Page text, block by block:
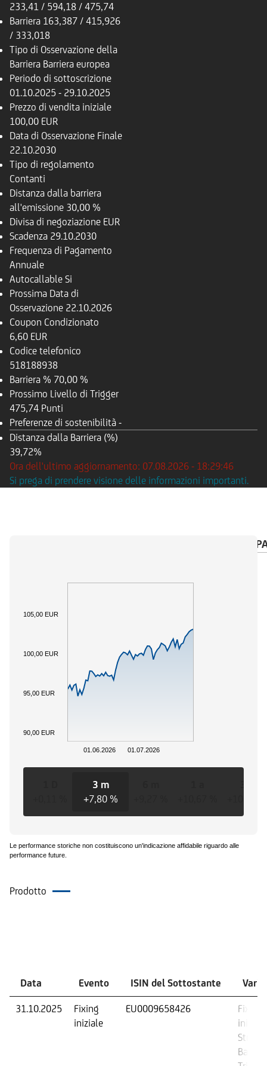
233,41 / 594,18 / 475,74
Barriera 163,387 / 415,926
/ 333,018
Tipo di Osservazione della
Barriera Barriera europea
Periodo di sottoscrizione
01.10.2025 - 29.10.2025
Prezzo di vendita iniziale
100,00 EUR
Data di Osservazione Finale
22.10.2030
Tipo di regolamento
Contanti
Distanza dalla barriera
all'emissione 30,00 %
Divisa di negoziazione EUR
Scadenza 29.10.2030
Frequenza di Pagamento
Annuale
Autocallable Si
Prossima Data di
Osservazione 22.10.2026
Coupon Condizionato
6,60 EUR
Codice telefonico
518188938
Barriera % 70,00 %
Prossimo Livello di Trigger
475,74 Punti
Preferenze di sostenibilità -
Distanza dalla Barriera (%)
39,72%
Ora dell'ultimo aggiornamento: 07.08.2026 - 18:29:46
Si prega di prendere visione delle informazioni importanti.
CALENDARIO
01.07.2026
01.06.2026
90,00 EUR
100,00 EUR
95,00 EUR
105,00 EUR
3 m
+7,80 %
Le performance storiche non costituiscono un'indicazione affidabile riguardo alle
performance future.
Prodotto
Data Evento ISIN del Sottostante
31.10.2025
Fixing
iniziale
EU0009658426
Fixing
iniziale
Strike